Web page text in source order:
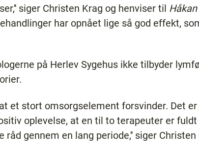
siger Christen Krag og henviser til
har opnået lige så god effekt,
på Herlev Sygehus ikke tilbyder
et stort omsorgselement forsvinder. Det
oplevelse, at en til to terapeuter er
gennem en lang periode,'' siger